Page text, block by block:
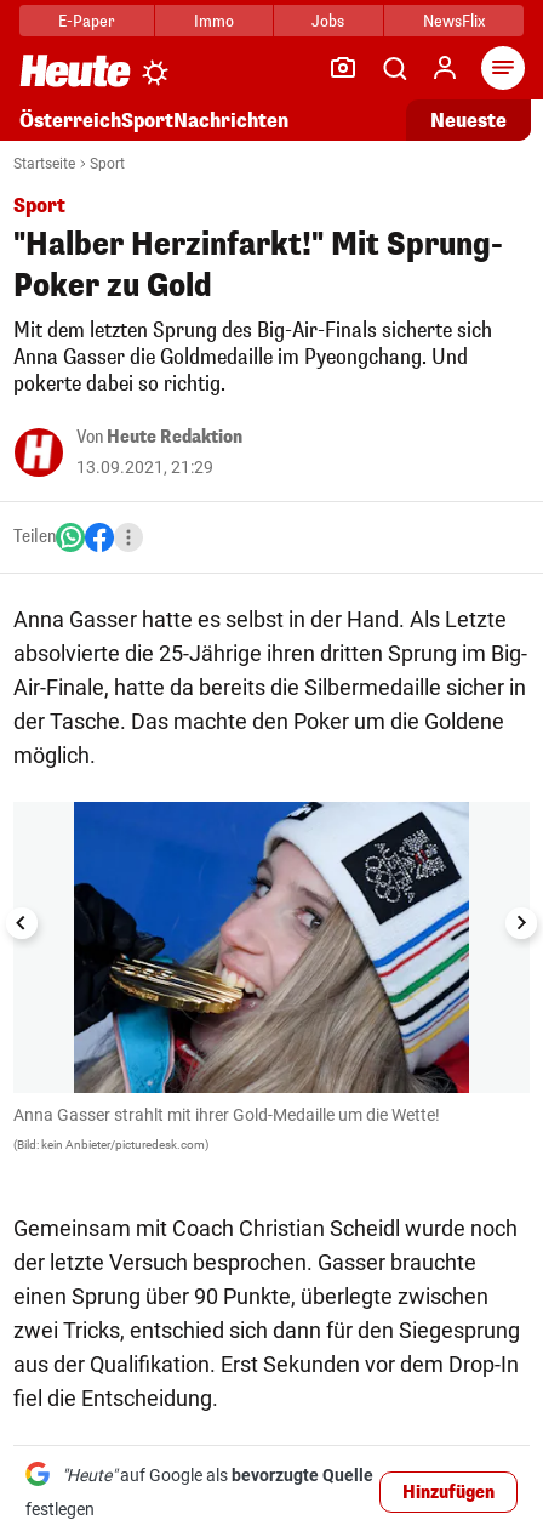
E-Paper Immo Jobs NewsFlix
ÖsterreichSportNachrichten Neueste
Startseite Sport
Sport
"Halber Herzinfarkt!" Mit Sprung-
Poker zu Gold
Mit dem letzten Sprung des Big-Air-Finals sicherte sich
Anna Gasser die Goldmedaille im Pyeongchang. Und
pokerte dabei so richtig.
Von Heute Redaktion
13.09.2021, 21:29
Teilen
Anna Gasser hatte es selbst in der Hand. Als Letzte
absolvierte die 25-Jährige ihren dritten Sprung im Big-
Air-Finale, hatte da bereits die Silbermedaille sicher in
der Tasche. Das machte den Poker um die Goldene
möglich.
1/5
Anna Gasser strahlt mit ihrer Gold-Medaille um die Wette!
(Bild: kein Anbieter/picturedesk.com)
Gemeinsam mit Coach Christian Scheidl wurde noch
der letzte Versuch besprochen. Gasser brauchte
einen Sprung über 90 Punkte, überlegte zwischen
zwei Tricks, entschied sich dann für den Siegesprung
aus der Qualifikation. Erst Sekunden vor dem Drop-In
fiel die Entscheidung.
"Heute"auf Google als bevorzugte Quelle
festlegen
Hinzufügen